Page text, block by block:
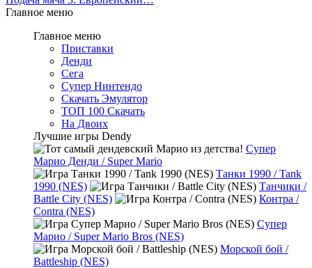
Главное меню
Главное меню
Приставки
Денди
Сега
Супер Нинтендо
Скачать Эмулятор
ТОП 100 Скачать
На Двоих
Лучшие игры Dendy
Супер
Марио Денди / Super Mario
Танки 1990 / Tank
1990 (NES)
Танчики /
Battle City (NES)
Контра /
Contra (NES)
Супер
Марио / Super Mario Bros (NES)
Морской бой /
Battleship (NES)